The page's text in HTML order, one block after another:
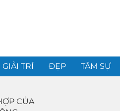
GIẢI TRÍ ĐẸP TÂM SỰ
CỦA